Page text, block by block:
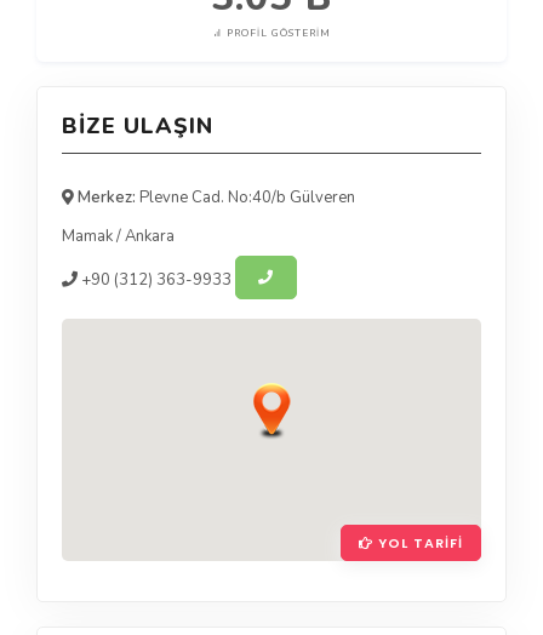
PROFIL GÖSTERIM
BIZE ULAŞIN
Merkez: Plevne Cad. No:40/b Gülveren
Mamak/Ankara
+90 (312) 363-9933
YOL TARIFI